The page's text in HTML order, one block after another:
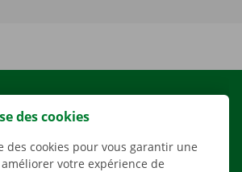
NOS VÉHICULES
NOS SERVICES
des cookies
des cookies pour vous garantir une
votre expérience de